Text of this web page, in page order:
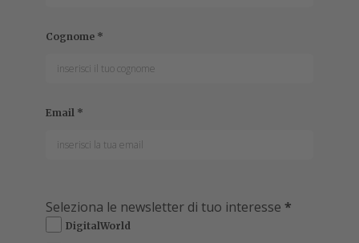
Cognome *
Email *
Seleziona le newsletter di tuo interesse *
DigitalWorld